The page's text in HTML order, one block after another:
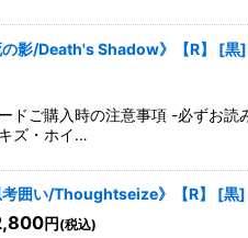
の影/Death's Shadow》【R】 [黒]
ードご購入時の注意事項 -必ずお
ズ・ホイ…
考囲い/Thoughtseize》【R】 [黒]
円 (税込)